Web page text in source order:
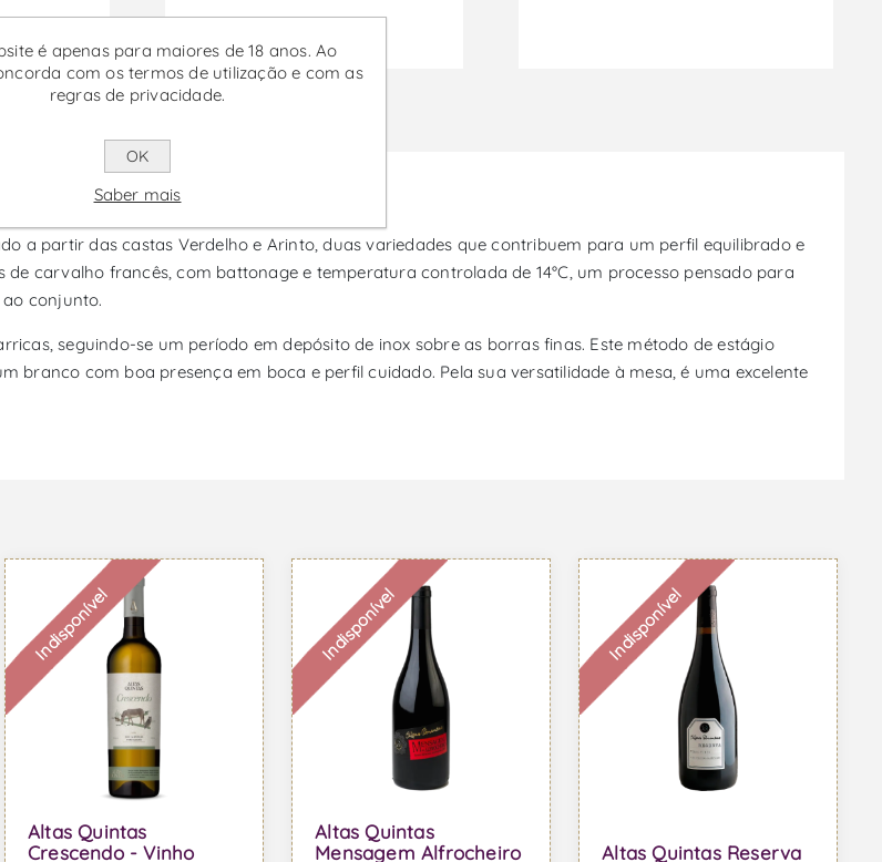
disponíveis de 30/06/2026 a 30/09/2026
Branco
a partir das castas Verdelho e Arinto, duas variedades que contribuem para um perfil equilibrado e
carvalho francês, com battonage e temperatura controlada de 14°C, um processo pensado para
conjunto.
seguindo-se um período em depósito de inox sobre as borras finas. Este método de estágio
com boa presença em boca e perfil cuidado. Pela sua versatilidade à mesa, é uma excelente
Indisponível
Altas Quintas
Crescendo - Vinho
Indisponível
Altas Quintas
Mensagem Alfrocheiro
Indisponível
Altas Quintas Reserva
é apenas para maiores de 18 anos. Ao
com os termos de utilização e com as
regras de privacidade.
OK
Saber mais